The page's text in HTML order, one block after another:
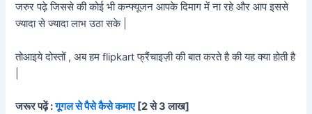
जरुर पढ़े जिससे की कोई भी कन्फ्यूजन आपके दिमाग में ना रहे और आप इससे
ज्यादा से ज्यादा लाभ उठा सके |
तोआइये दोस्तों , अब हम flipkart फ्रैंचाइज़ी की बात करते है की यह क्या होती है
जरूर पढ़ें :गूगल से पैसे कैसे कमाए[2 से 3 लाख]